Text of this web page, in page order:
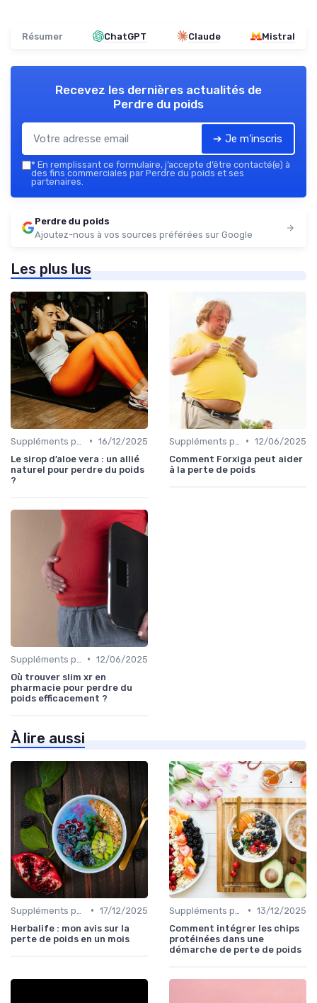
Résumer ChatGPT Claude Mistral
Recevez les dernières actualités de
Perdre du poids
➔ Je m'inscris
* En remplissant ce formulaire, j’accepte d’être contacté(e) à
des fins commerciales par Perdre du poids et ses
partenaires.
Perdre du poids
Ajoutez-nous à vos sources préférées sur Google
Les plus lus
• 16/12/2025
Le sirop d’aloe vera : un allié
naturel pour perdre du poids
?
• 12/06/2025
Comment Forxiga peut aider
à la perte de poids
• 12/06/2025
Où trouver slim xr en
pharmacie pour perdre du
poids efficacement ?
À lire aussi
• 17/12/2025
Herbalife : mon avis sur la
perte de poids en un mois
• 13/12/2025
Comment intégrer les chips
protéinées dans une
démarche de perte de poids